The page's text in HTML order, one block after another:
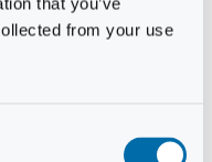
from your use